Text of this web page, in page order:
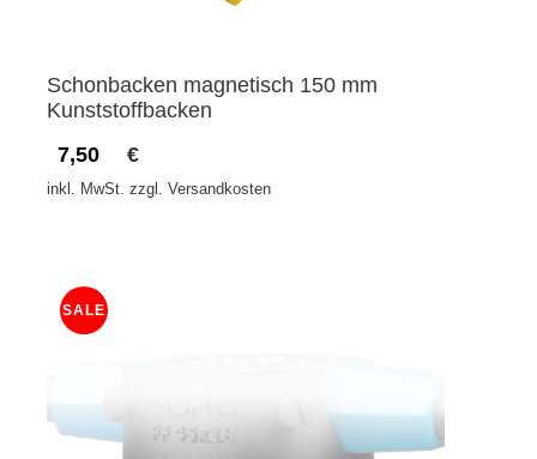
Schonbacken magnetisch 150 mm
Kunststoffbacken
7,50
€
inkl. MwSt. zzgl. Versandkosten
SALE